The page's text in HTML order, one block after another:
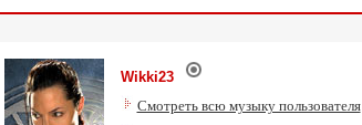
Wikki23
Смотреть всю музыку пользователя